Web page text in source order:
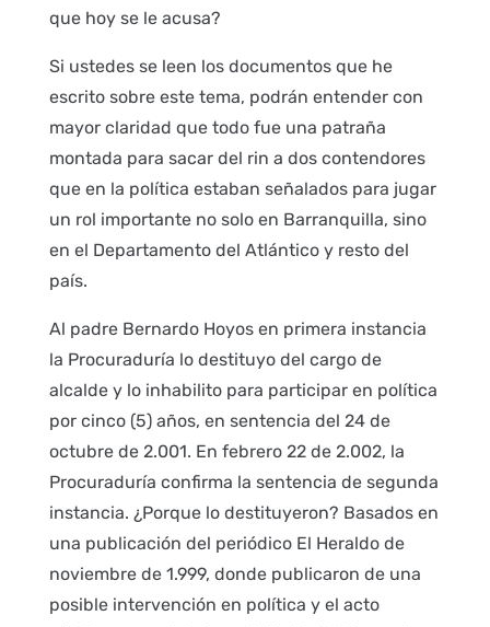
que hoy se le acusa?
Si ustedes se leen los documentos que he
escrito sobre este tema, podrán entender con
mayor claridad que todo fue una patraña
montada para sacar del rin a dos contendores
que en la política estaban señalados para jugar
un rol importante no solo en Barranquilla, sino
en el Departamento del Atlántico y resto del
país.
Al padre Bernardo Hoyos en primera instancia
la Procuraduría lo destituyo del cargo de
alcalde y lo inhabilito para participar en política
por cinco (5) años, en sentencia del 24 de
octubre de 2.001. En febrero 22 de 2.002, la
Procuraduría confirma la sentencia de segunda
instancia. ¿Porque lo destituyeron? Basados en
una publicación del periódico El Heraldo de
noviembre de 1.999, donde publicaron de una
posible intervención en política y el acto